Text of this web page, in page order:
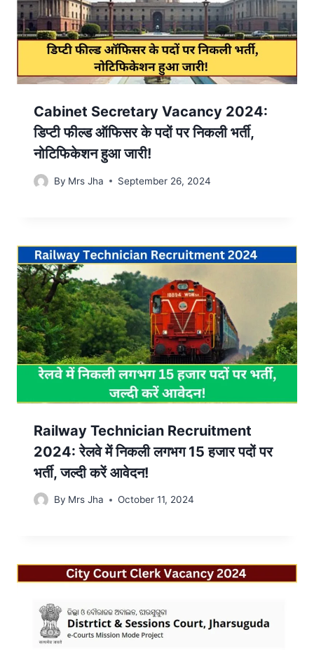
Cabinet Secretary Vacancy 2024:
डिप्टी फील्ड ऑफिसर के पदों पर निकली भर्ती,
नोटिफिकेशन हुआ जारी!
By Mrs Jha September 26, 2024
Railway Technician Recruitment
2024: रेलवे में निकली लगभग 15 हजार पदों पर
भर्ती, जल्दी करें आवेदन!
By Mrs Jha October 11, 2024